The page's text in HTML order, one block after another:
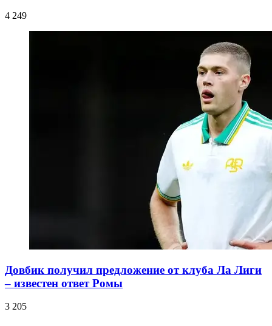
4 249
Довбик получил предложение от клуба Ла Лиги
– известен ответ Ромы
3 205